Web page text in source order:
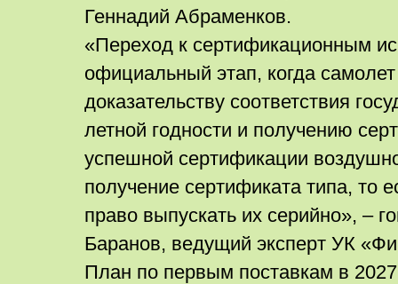
Геннадий Абраменков.
«Переход к сертификационным
официальный этап, когда самолет
доказательству соответствия
летной годности и получению
успешной сертификации
получение сертификата типа, то
право выпускать их серийно», –
Баранов, ведущий эксперт УК
План по первым поставкам в